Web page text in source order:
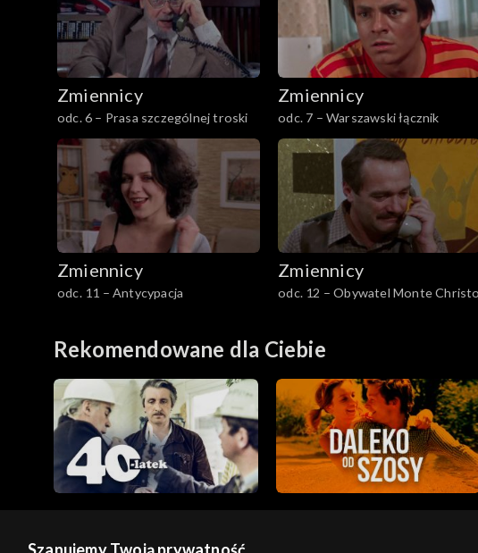
Zmiennicy
odc. 6 – Prasa szczególnej troski
Zmiennicy
odc. 7 – Warszawski łącznik
Zmiennicy
odc. 11 – Antycypacja
Zmiennicy
odc. 12 – Obywatel Monte Christo
Rekomendowane dla Ciebie